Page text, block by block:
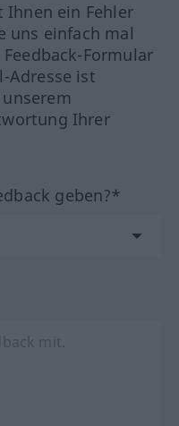
Ihnen ein Fehler
uns einfach mal
Formular
Adresse ist
Ihrer
geben?*